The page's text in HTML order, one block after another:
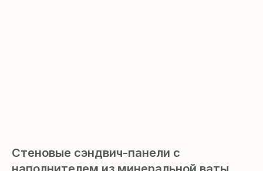
Стеновые сэндвич-панели с